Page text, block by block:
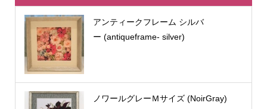
アンティークフレーム シルバ
ー (antiqueframe- silver)
ノワールグレーＭサイズ (NoirGray)